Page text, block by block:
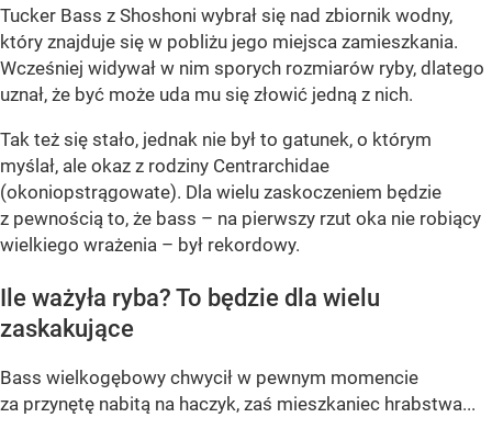
Tucker Bass z Shoshoni wybrał się nad zbiornik wodny,
który znajduje się w pobliżu jego miejsca zamieszkania.
Wcześniej widywał w nim sporych rozmiarów ryby, dlatego
uznał, że być może uda mu się złowić jedną z nich.
Tak też się stało, jednak nie był to gatunek, o którym
myślał, ale okaz z rodziny Centrarchidae
(okoniopstrągowate). Dla wielu zaskoczeniem będzie
z pewnością to, że bass – na pierwszy rzut oka nie robiący
wielkiego wrażenia – był rekordowy.
Ile ważyła ryba? To będzie dla wielu
zaskakujące
Bass wielkogębowy chwycił w pewnym momencie
za przynętę nabitą na haczyk, zaś mieszkaniec hrabstwa...